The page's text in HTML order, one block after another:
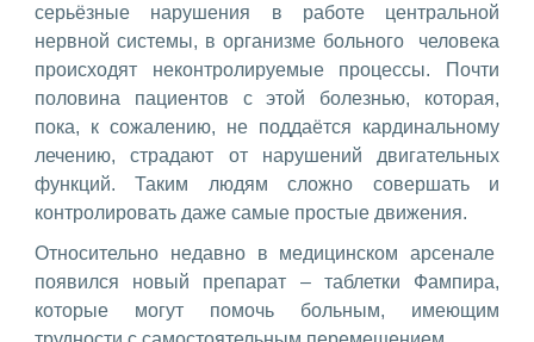
серьёзные нарушения в работе центральной
нервной системы, в организме больного человека
происходят неконтролируемые процессы. Почти
половина пациентов с этой болезнью, которая,
пока, к сожалению, не поддаётся кардинальному
лечению, страдают от нарушений двигательных
функций. Таким людям сложно совершать и
контролировать даже самые простые движения.
Относительно недавно в медицинском арсенале
появился новый препарат – таблетки Фампира,
которые могут помочь больным, имеющим